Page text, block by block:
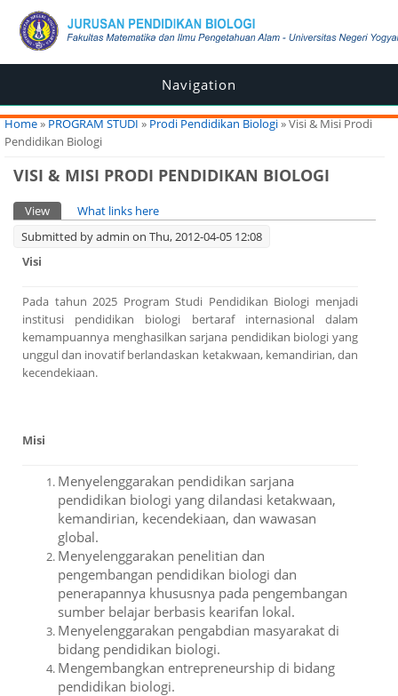
Navigation
You are here
Home» PROGRAM STUDI » Prodi Pendidikan Biologi» Visi & Misi Prodi
Pendidikan Biologi
VISI & MISI PRODI PENDIDIKAN BIOLOGI
Primary tabs
View (active tab)
What links here
Submitted byadmin on Thu, 2012-04-05 12:08
Visi
Pada tahun 2025 Program Studi Pendidikan Biologi menjadi
institusi pendidikan biologi bertaraf internasional dalam
kemampuannya menghasilkan sarjana pendidikan biologi yang
unggul dan inovatif berlandaskan ketakwaan, kemandirian, dan
kecendekiaan.
Misi
Menyelenggarakan pendidikan sarjana
pendidikan biologi yang dilandasi ketakwaan,
kemandirian, kecendekiaan, dan wawasan
global.
Menyelenggarakan penelitian dan
pengembangan pendidikan biologi dan
penerapannya khususnya pada pengembangan
sumber belajar berbasis kearifan lokal.
Menyelenggarakan pengabdian masyarakat di
bidang pendidikan biologi.
Mengembangkan entrepreneurship di bidang
pendidikan biologi.